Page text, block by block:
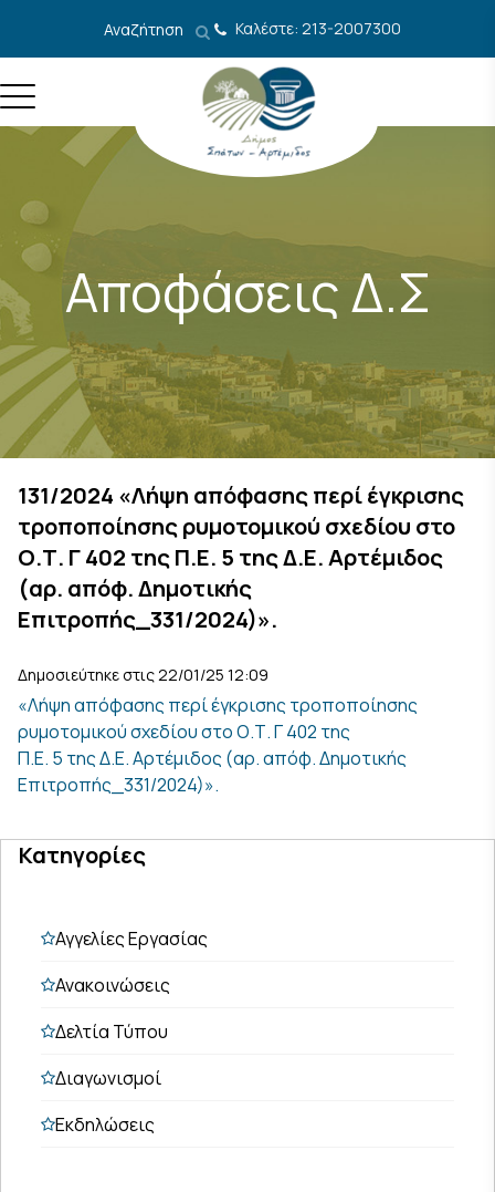
Αναζήτηση Καλέστε: 213-2007300
Αποφάσεις Δ.Σ
131/2024 «Λήψη απόφασης περί έγκρισης
τροποποίησης ρυμοτομικού σχεδίου στο
Ο.Τ. Γ 402 της Π.Ε. 5 της Δ.Ε. Αρτέμιδος
(αρ. απόφ. Δημοτικής
Επιτροπής_331/2024)».
Δημοσιεύτηκε στις 22/01/25 12:09
«Λήψη απόφασης περί έγκρισης τροποποίησης
ρυμοτομικού σχεδίου στο Ο.Τ. Γ 402 της
Π.Ε. 5 της Δ.Ε. Αρτέμιδος (αρ. απόφ. Δημοτικής
Επιτροπής_331/2024)».
Κατηγορίες
Αγγελίες Εργασίας
Ανακοινώσεις
Δελτία Τύπου
Διαγωνισμοί
Εκδηλώσεις